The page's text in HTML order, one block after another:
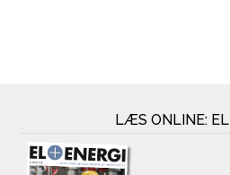
LÆS ONLINE: